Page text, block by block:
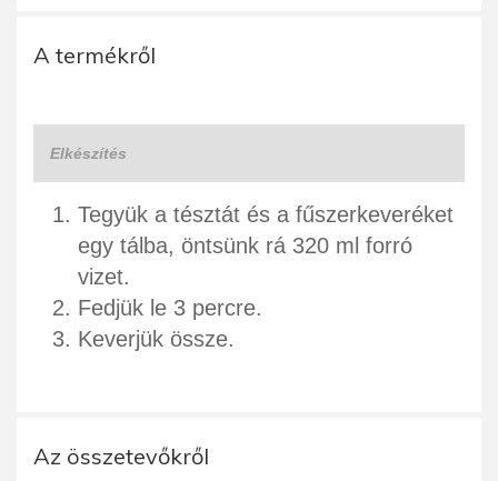
A termékről
Elkészítés
Tegyük a tésztát és a fűszerkeveréket
egy tálba, öntsünk rá 320 ml forró
vizet.
Fedjük le 3 percre.
Keverjük össze.
Az összetevőkről